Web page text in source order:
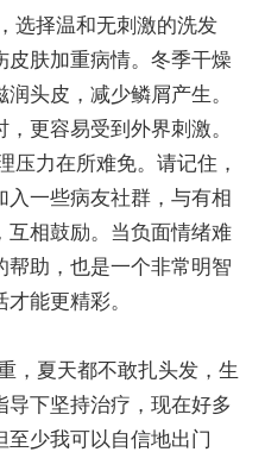
选择温和无刺激的洗发
皮肤加重病情。冬季干燥
头皮，减少鳞屑产生。
更容易受到外界刺激。
压力在所难免。请记住，
一些病友社群，与有相
互相鼓励。当负面情绪难
帮助，也是一个非常明智
能更精彩。
，夏天都不敢扎头发，生
下坚持治疗，现在好多
至少我可以自信地出门